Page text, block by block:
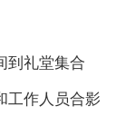
到礼堂集合
工作人员合影